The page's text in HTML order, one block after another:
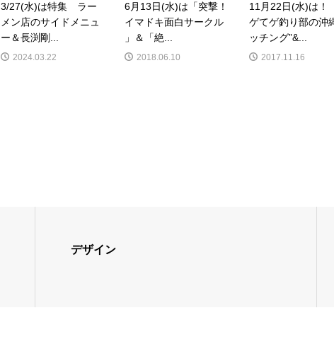
3/27(水)は特集 ラー
メン店のサイドメニュ
ー＆長渕剛...
2024.03.22
6月13日(水)は「突撃！
イマドキ面白サークル
」＆「絶...
2018.06.10
11月22日(水)は！
ゲてゲ釣り部の沖
ッチング”&...
2017.11.16
デザイン